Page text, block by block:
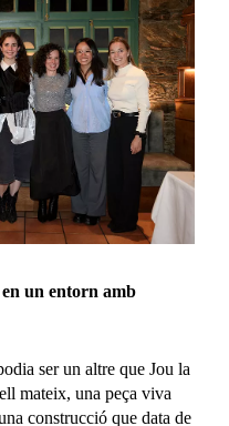
un entorn amb
ser un altre que Jou la
mateix, una peça viva
construcció que data de